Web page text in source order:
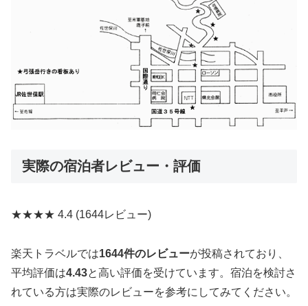
実際の宿泊者レビュー・評価
★★★★ 4.4 (1644レビュー)
楽天トラベルでは1644件のレビューが投稿されており、
平均評価は4.43と高い評価を受けています。宿泊を検討さ
れている方は実際のレビューを参考にしてみてください。